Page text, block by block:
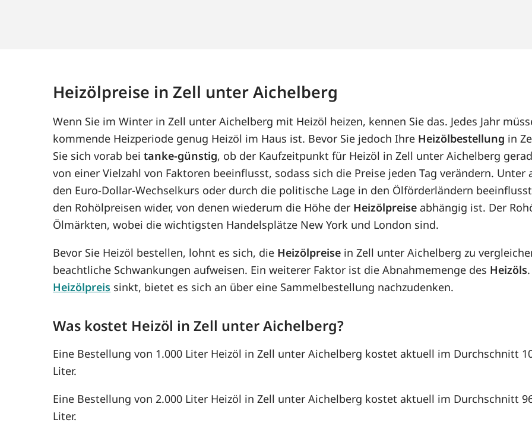
Heizölpreise in Zell unter Aichelberg
Wenn Sie im Winter in Zell unter Aichelberg mit Heizöl heizen, kennen Sie das. Jedes Jahr
kommende Heizperiode genug Heizöl im Haus ist. Bevor Sie jedoch Ihre Heizölbestellung in
Sie sich vorab beitanke-günstig, ob der Kaufzeitpunkt für Heizöl in Zell unter Aichelberg
von einer Vielzahl von Faktoren beeinflusst, sodass sich die Preise jeden Tag verändern.
den Euro-Dollar-Wechselkurs oder durch die politische Lage in den Ölförderländern
den Rohölpreisen wider, von denen wiederum die Höhe der Heizölpreise abhängig ist. Der
Ölmärkten, wobei die wichtigsten Handelsplätze New York und London sind.
Bevor Sie Heizöl bestellen, lohnt es sich, die Heizölpreise in Zell unter Aichelberg zu
beachtliche Schwankungen aufweisen. Ein weiterer Faktor ist die Abnahmemenge des Heizöls
Heizölpreis sinkt, bietet es sich an über eine Sammelbestellung nachzudenken.
Was kostet Heizöl in Zell unter Aichelberg?
Eine Bestellung von 1.000 Liter Heizöl in Zell unter Aichelberg kostet aktuell im Durchschnitt
Liter.
Eine Bestellung von 2.000 Liter Heizöl in Zell unter Aichelberg kostet aktuell im Durchschnitt
Liter.